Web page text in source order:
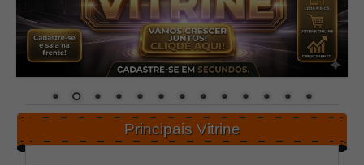
Principais Vitrine